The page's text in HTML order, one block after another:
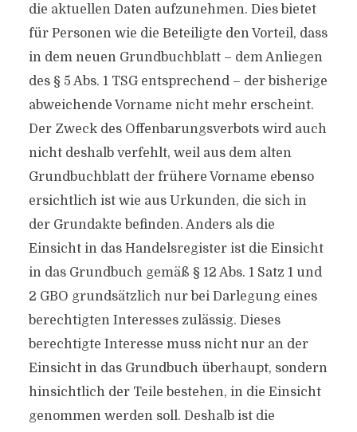
die aktuellen Daten aufzunehmen. Dies bietet
für Personen wie die Beteiligte den Vorteil, dass
in dem neuen Grundbuchblatt – dem Anliegen
des § 5 Abs. 1 TSG entsprechend – der bisherige
abweichende Vorname nicht mehr erscheint.
Der Zweck des Offenbarungsverbots wird auch
nicht deshalb verfehlt, weil aus dem alten
Grundbuchblatt der frühere Vorname ebenso
ersichtlich ist wie aus Urkunden, die sich in
der Grundakte befinden. Anders als die
Einsicht in das Handelsregister ist die Einsicht
in das Grundbuch gemäß § 12 Abs. 1 Satz 1 und
2 GBO grundsätzlich nur bei Darlegung eines
berechtigten Interesses zulässig. Dieses
berechtigte Interesse muss nicht nur an der
Einsicht in das Grundbuch überhaupt, sondern
hinsichtlich der Teile bestehen, in die Einsicht
genommen werden soll. Deshalb ist die